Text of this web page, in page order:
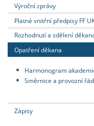
Výroční zprávy
Platné vnitřní předpisy FF
Rozhodnutí a sdělení
Opatření děkana
Harmonogram
Směrnice a provozní
Zápisy